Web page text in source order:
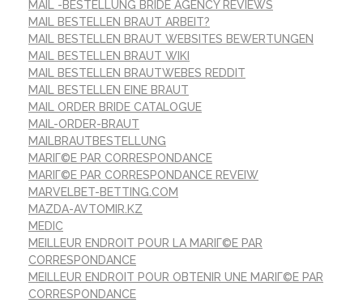
MAIL -BESTELLUNG BRIDE AGENCY REVIEWS
MAIL BESTELLEN BRAUT ARBEIT?
MAIL BESTELLEN BRAUT WEBSITES BEWERTUNGEN
MAIL BESTELLEN BRAUT WIKI
MAIL BESTELLEN BRAUTWEBES REDDIT
MAIL BESTELLEN EINE BRAUT
MAIL ORDER BRIDE CATALOGUE
MAIL-ORDER-BRAUT
MAILBRAUTBESTELLUNG
MARIГ©E PAR CORRESPONDANCE
MARIГ©E PAR CORRESPONDANCE REVEIW
MARVELBET-BETTING.COM
MAZDA-AVTOMIR.KZ
MEDIC
MEILLEUR ENDROIT POUR LA MARIГ©E PAR
CORRESPONDANCE
MEILLEUR ENDROIT POUR OBTENIR UNE MARIГ©E PAR
CORRESPONDANCE